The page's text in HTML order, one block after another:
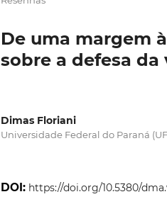
De uma margem
sobre a defesa da
Dimas Floriani
Universidade Federal do Paraná
DOI: https://doi.org/10.5380/